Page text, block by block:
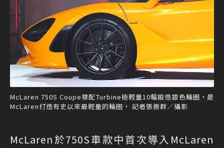
McLaren 750S Coupe標配Turbine極輕量10輻鍛造銀色輪圈，是
McLaren打造有史以來最輕量的輪圈， 記者張振群／攝影
McLaren於750S車款中首次導入McLaren